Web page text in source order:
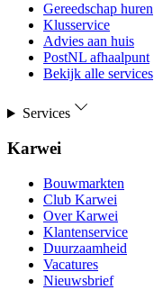
Gereedschap huren
Klusservice
Advies aan huis
PostNL afhaalpunt
Bekijk alle services
Services
Karwei
Bouwmarkten
Club Karwei
Over Karwei
Klantenservice
Duurzaamheid
Vacatures
Nieuwsbrief